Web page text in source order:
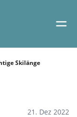
Skilänge
21. Dez 2022